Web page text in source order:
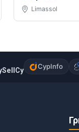
Limassol
CypInfo